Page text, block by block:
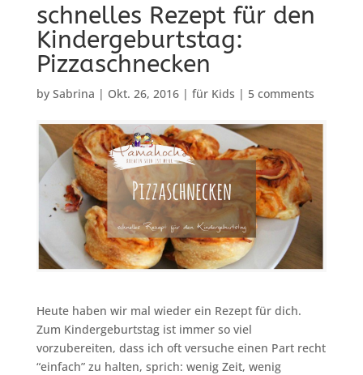
schnelles Rezept für den
Kindergeburtstag:
Pizzaschnecken
by Sabrina | Okt. 26, 2016| für Kids | 5 comments
Heute haben wir mal wieder ein Rezept für dich.
Zum Kindergeburtstag ist immer so viel
vorzubereiten, dass ich oft versuche einen Part recht
“einfach” zu halten, sprich: wenig Zeit, wenig